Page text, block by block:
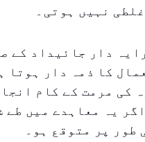
نہیں ہوتی۔
دار جائیداد کے
کا ذمہ دار ہوتا
کی مرمت کے کام
یہ معاہدے میں طے
طور پر متوقع ہو۔